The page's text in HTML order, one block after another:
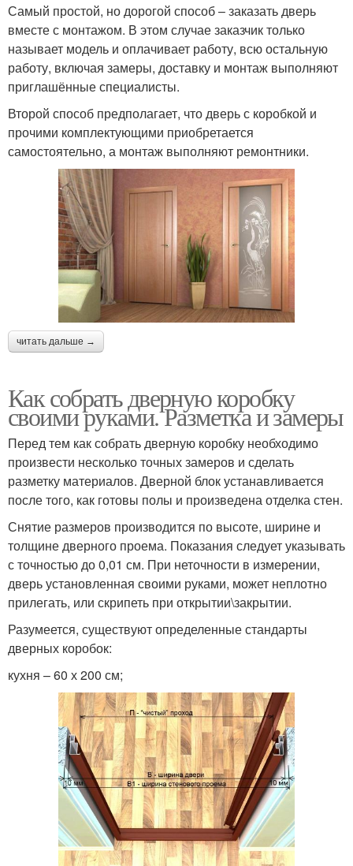
Самый простой, но дорогой способ – заказать дверь
вместе с монтажом. В этом случае заказчик только
называет модель и оплачивает работу, всю остальную
работу, включая замеры, доставку и монтаж выполняют
приглашённые специалисты.
Второй способ предполагает, что дверь с коробкой и
прочими комплектующими приобретается
самостоятельно, а монтаж выполняют ремонтники.
читать дальше →
Как собрать дверную коробку
своими руками. Разметка и замеры
Перед тем как собрать дверную коробку необходимо
произвести несколько точных замеров и сделать
разметку материалов. Дверной блок устанавливается
после того, как готовы полы и произведена отделка стен.
Снятие размеров производится по высоте, ширине и
толщине дверного проема. Показания следует указывать
с точностью до 0,01 см. При неточности в измерении,
дверь установленная своими руками, может неплотно
прилегать, или скрипеть при открытии\закрытии.
Разумеется, существуют определенные стандарты
дверных коробок:
кухня – 60 х 200 см;